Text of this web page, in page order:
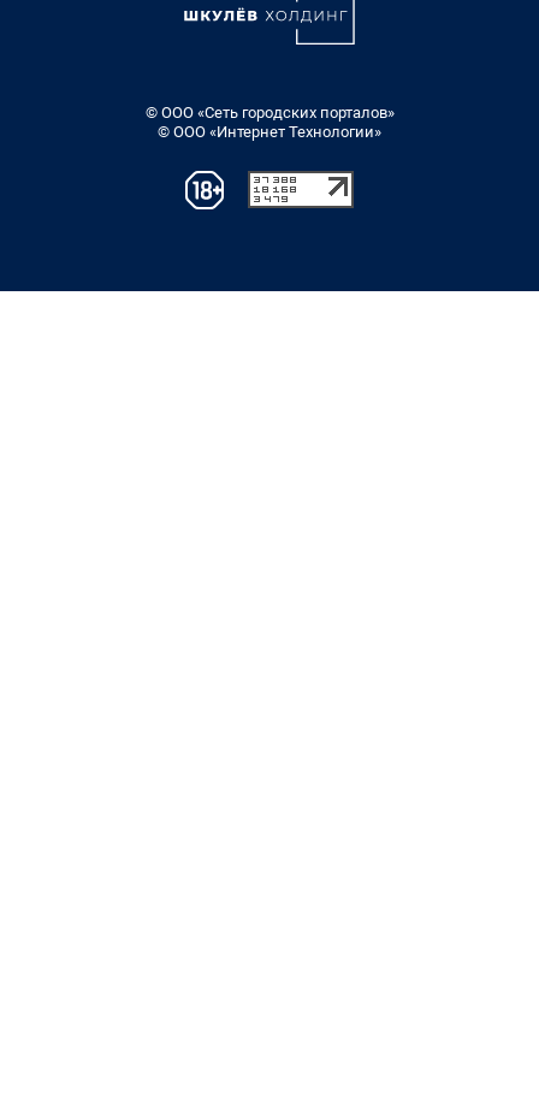
© ООО «Сеть городских порталов»
© ООО «Интернет Технологии»